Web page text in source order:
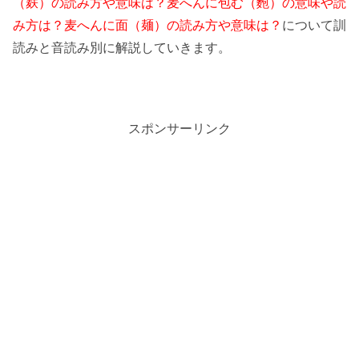
（麸）の読み方や意味は？麦へんに包む（麭）の意味や読
み方は？麦へんに面（麺）の読み方や意味は？ について訓
読みと音読み別に解説していきます。
スポンサーリンク